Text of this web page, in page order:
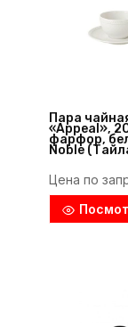
Пара
«Appeal»,
фарфор,
Noble
Цена по